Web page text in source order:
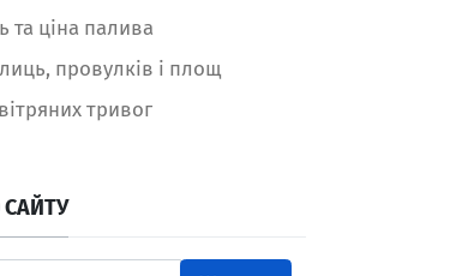
та ціна палива
провулків і площ
тривог